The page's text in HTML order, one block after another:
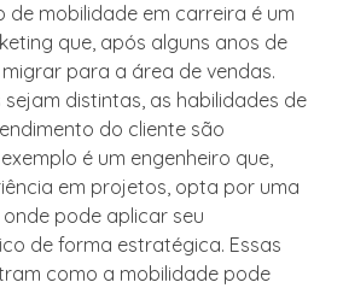
de mobilidade em carreira é um
que, após alguns anos de
para a área de vendas.
distintas, as habilidades de
do cliente são
é um engenheiro que,
em projetos, opta por uma
pode aplicar seu
de forma estratégica. Essas
como a mobilidade pode